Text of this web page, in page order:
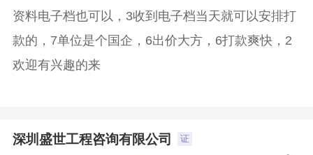
资料电子档也可以，3收到电子档当天就可以安排打
款的，7单位是个国企，6出价大方，6打款爽快，2
欢迎有兴趣的来
深圳盛世工程咨询有限公司 证